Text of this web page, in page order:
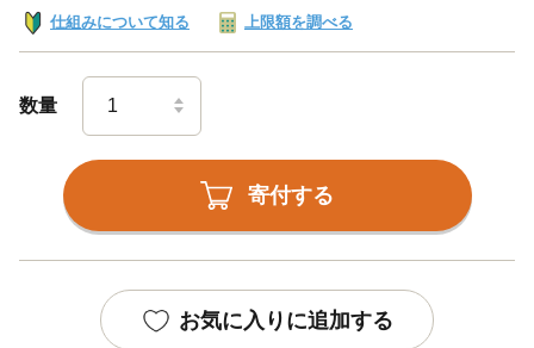
仕組みについて知る 上限額を調べる
数量
寄付する
お気に入りに追加する